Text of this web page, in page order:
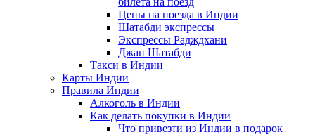
Цены на поезда в Индии
Шатабди экспрессы
Экспрессы Радждхани
Джан Шатабди
Такси в Индии
Карты Индии
Правила Индии
Алкоголь в Индии
Как делать покупки в Индии
Что привезти из Индии в подарок